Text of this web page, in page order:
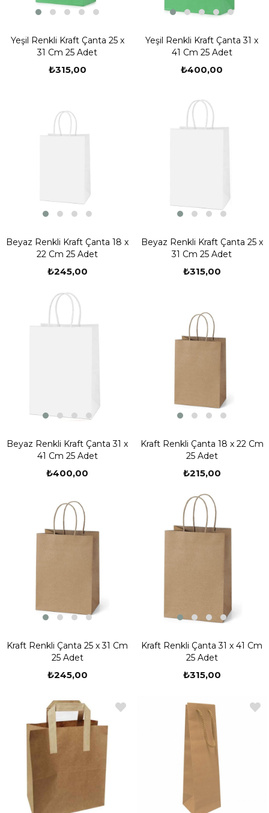
Yeşil Renkli Kraft Çanta 25 x
31 Cm 25 Adet
₺315,00
Yeşil Renkli Kraft Çanta 31 x
41 Cm 25 Adet
₺400,00
Beyaz Renkli Kraft Çanta 18 x
22 Cm 25 Adet
₺245,00
Beyaz Renkli Kraft Çanta 25 x
31 Cm 25 Adet
₺315,00
Beyaz Renkli Kraft Çanta 31 x
41 Cm 25 Adet
₺400,00
Kraft Renkli Çanta 18 x 22 Cm
25 Adet
₺215,00
Kraft Renkli Çanta 25 x 31 Cm
25 Adet
₺245,00
Kraft Renkli Çanta 31 x 41 Cm
25 Adet
₺315,00